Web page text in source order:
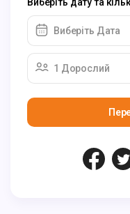
Виберіть Дата
1 Дорослий